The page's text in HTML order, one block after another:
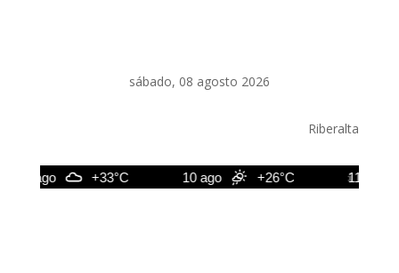
sábado, 08 agosto 2026
Riberalta
9 ago +33°C 10 ago +26°C 11 ago